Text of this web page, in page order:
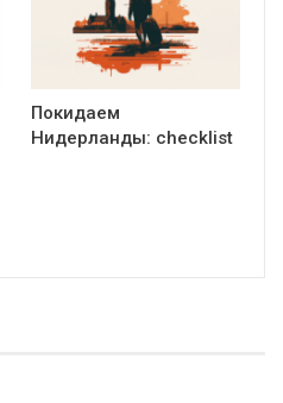
Покидаем
Нидерланды: checklist